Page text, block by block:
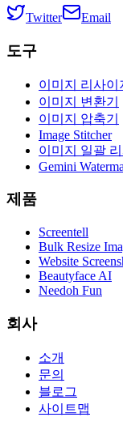
Twitter Email
도구
이미지 리사이
이미지 변환기
이미지 압축기
Image Stitcher
이미지 일괄
Gemini
제품
Screentell
Bulk Resize
Website
Beautyface AI
Needoh Fun
회사
소개
문의
블로그
사이트맵